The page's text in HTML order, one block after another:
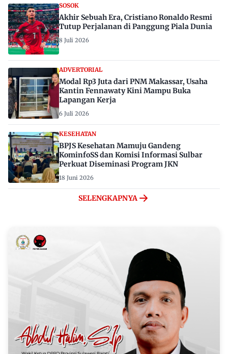
SOSOK
Akhir Sebuah Era, Cristiano Ronaldo Resmi
Tutup Perjalanan di Panggung Piala Dunia
8 Juli 2026
ADVERTORIAL
Modal Rp3 Juta dari PNM Makassar, Usaha
Kantin Fennawaty Kini Mampu Buka
Lapangan Kerja
6 Juli 2026
KESEHATAN
BPJS Kesehatan Mamuju Gandeng
KominfoSS dan Komisi Informasi Sulbar
Perkuat Diseminasi Program JKN
18 Juni 2026
SELENGKAPNYA